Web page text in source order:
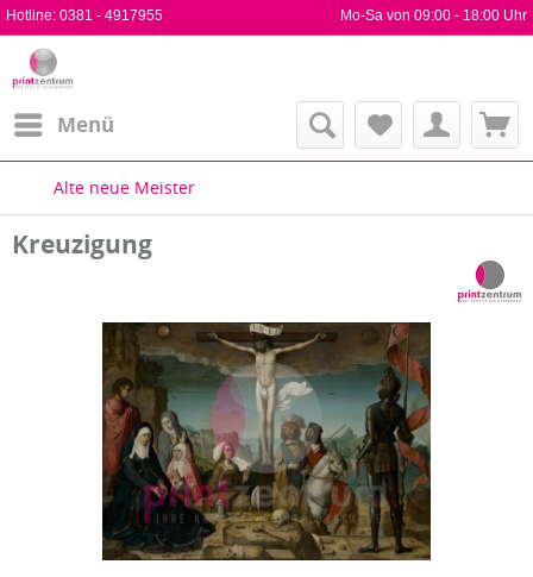
Hotline: 0381 - 4917955 Mo-Sa von 09:00 - 18:00 Uhr
Menü
Alte neue Meister
Kreuzigung